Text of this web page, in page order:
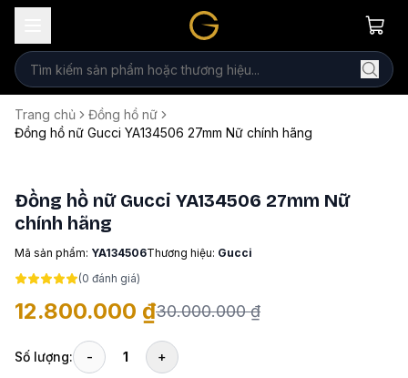
Trang chủ
Đồng hồ nữ
Đồng hồ nữ Gucci YA134506 27mm Nữ chính hãng
Đồng hồ nữ Gucci YA134506 27mm Nữ
chính hãng
Mã sản phẩm: YA134506Thương hiệu: Gucci
(0 đánh giá)
12.800.000 ₫30.000.000 ₫
Số lượng: - 1 +